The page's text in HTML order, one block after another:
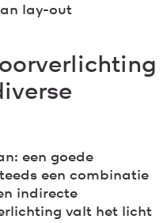
lay-out
een goede
een combinatie
indirecte
valt het licht